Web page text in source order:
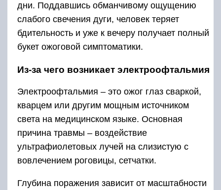
дни. Поддавшись обманчивому ощущению
слабого свечения дуги, человек теряет
бдительность и уже к вечеру получает полный
букет ожоговой симптоматики.
Из-за чего возникает электроофтальмия
Электроофтальмия – это ожог глаз сваркой,
кварцем или другим мощным источником
света на медицинском языке. Основная
причина травмы – воздействие
ультрафиолетовых лучей на слизистую с
вовлечением роговицы, сетчатки.
Глубина поражения зависит от масштабности